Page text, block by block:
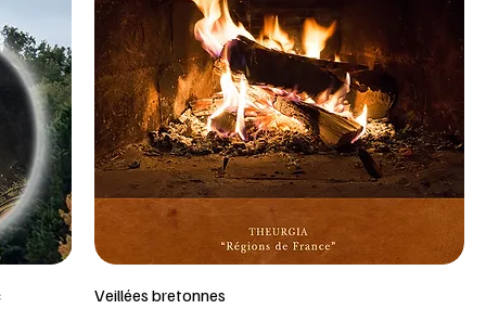
Veillées bretonnes